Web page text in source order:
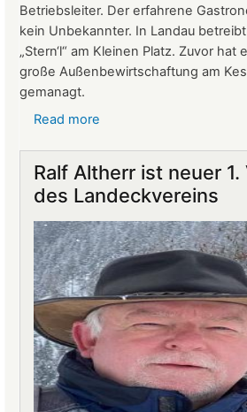
Betriebsleiter. Der erfahrene
kein Unbekannter. In Landau
„Stern‘l“ am Kleinen Platz. Zuvor hat
große Außenbewirtschaftung am
gemanagt.
Read more
Burg
Landeck:
Jürgen
Stern
neuer
Betriebsleiter
Ralf Altherr ist neuer
des Landeckvereins